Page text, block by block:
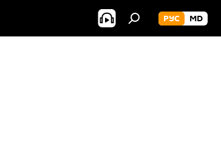
РУС MD